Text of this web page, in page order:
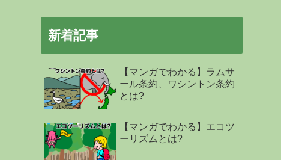
新着記事
【マンガでわかる】ラムサ
ール条約、ワシントン条約
とは?
【マンガでわかる】エコツ
ーリズムとは?